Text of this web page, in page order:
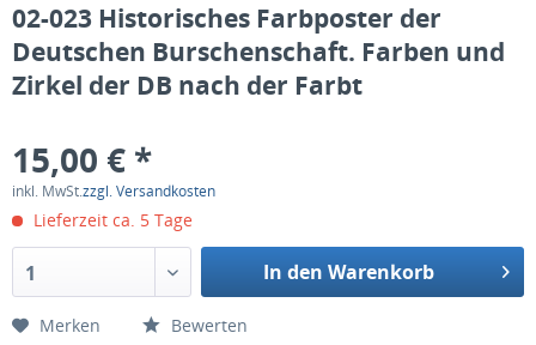
02-023 Historisches Farbposter der
Deutschen Burschenschaft. Farben und
Zirkel der DB nach der Farbt
15,00 € *
inkl. MwSt.zzgl. Versandkosten
Lieferzeit ca. 5 Tage
1 In den Warenkorb
Merken Bewerten